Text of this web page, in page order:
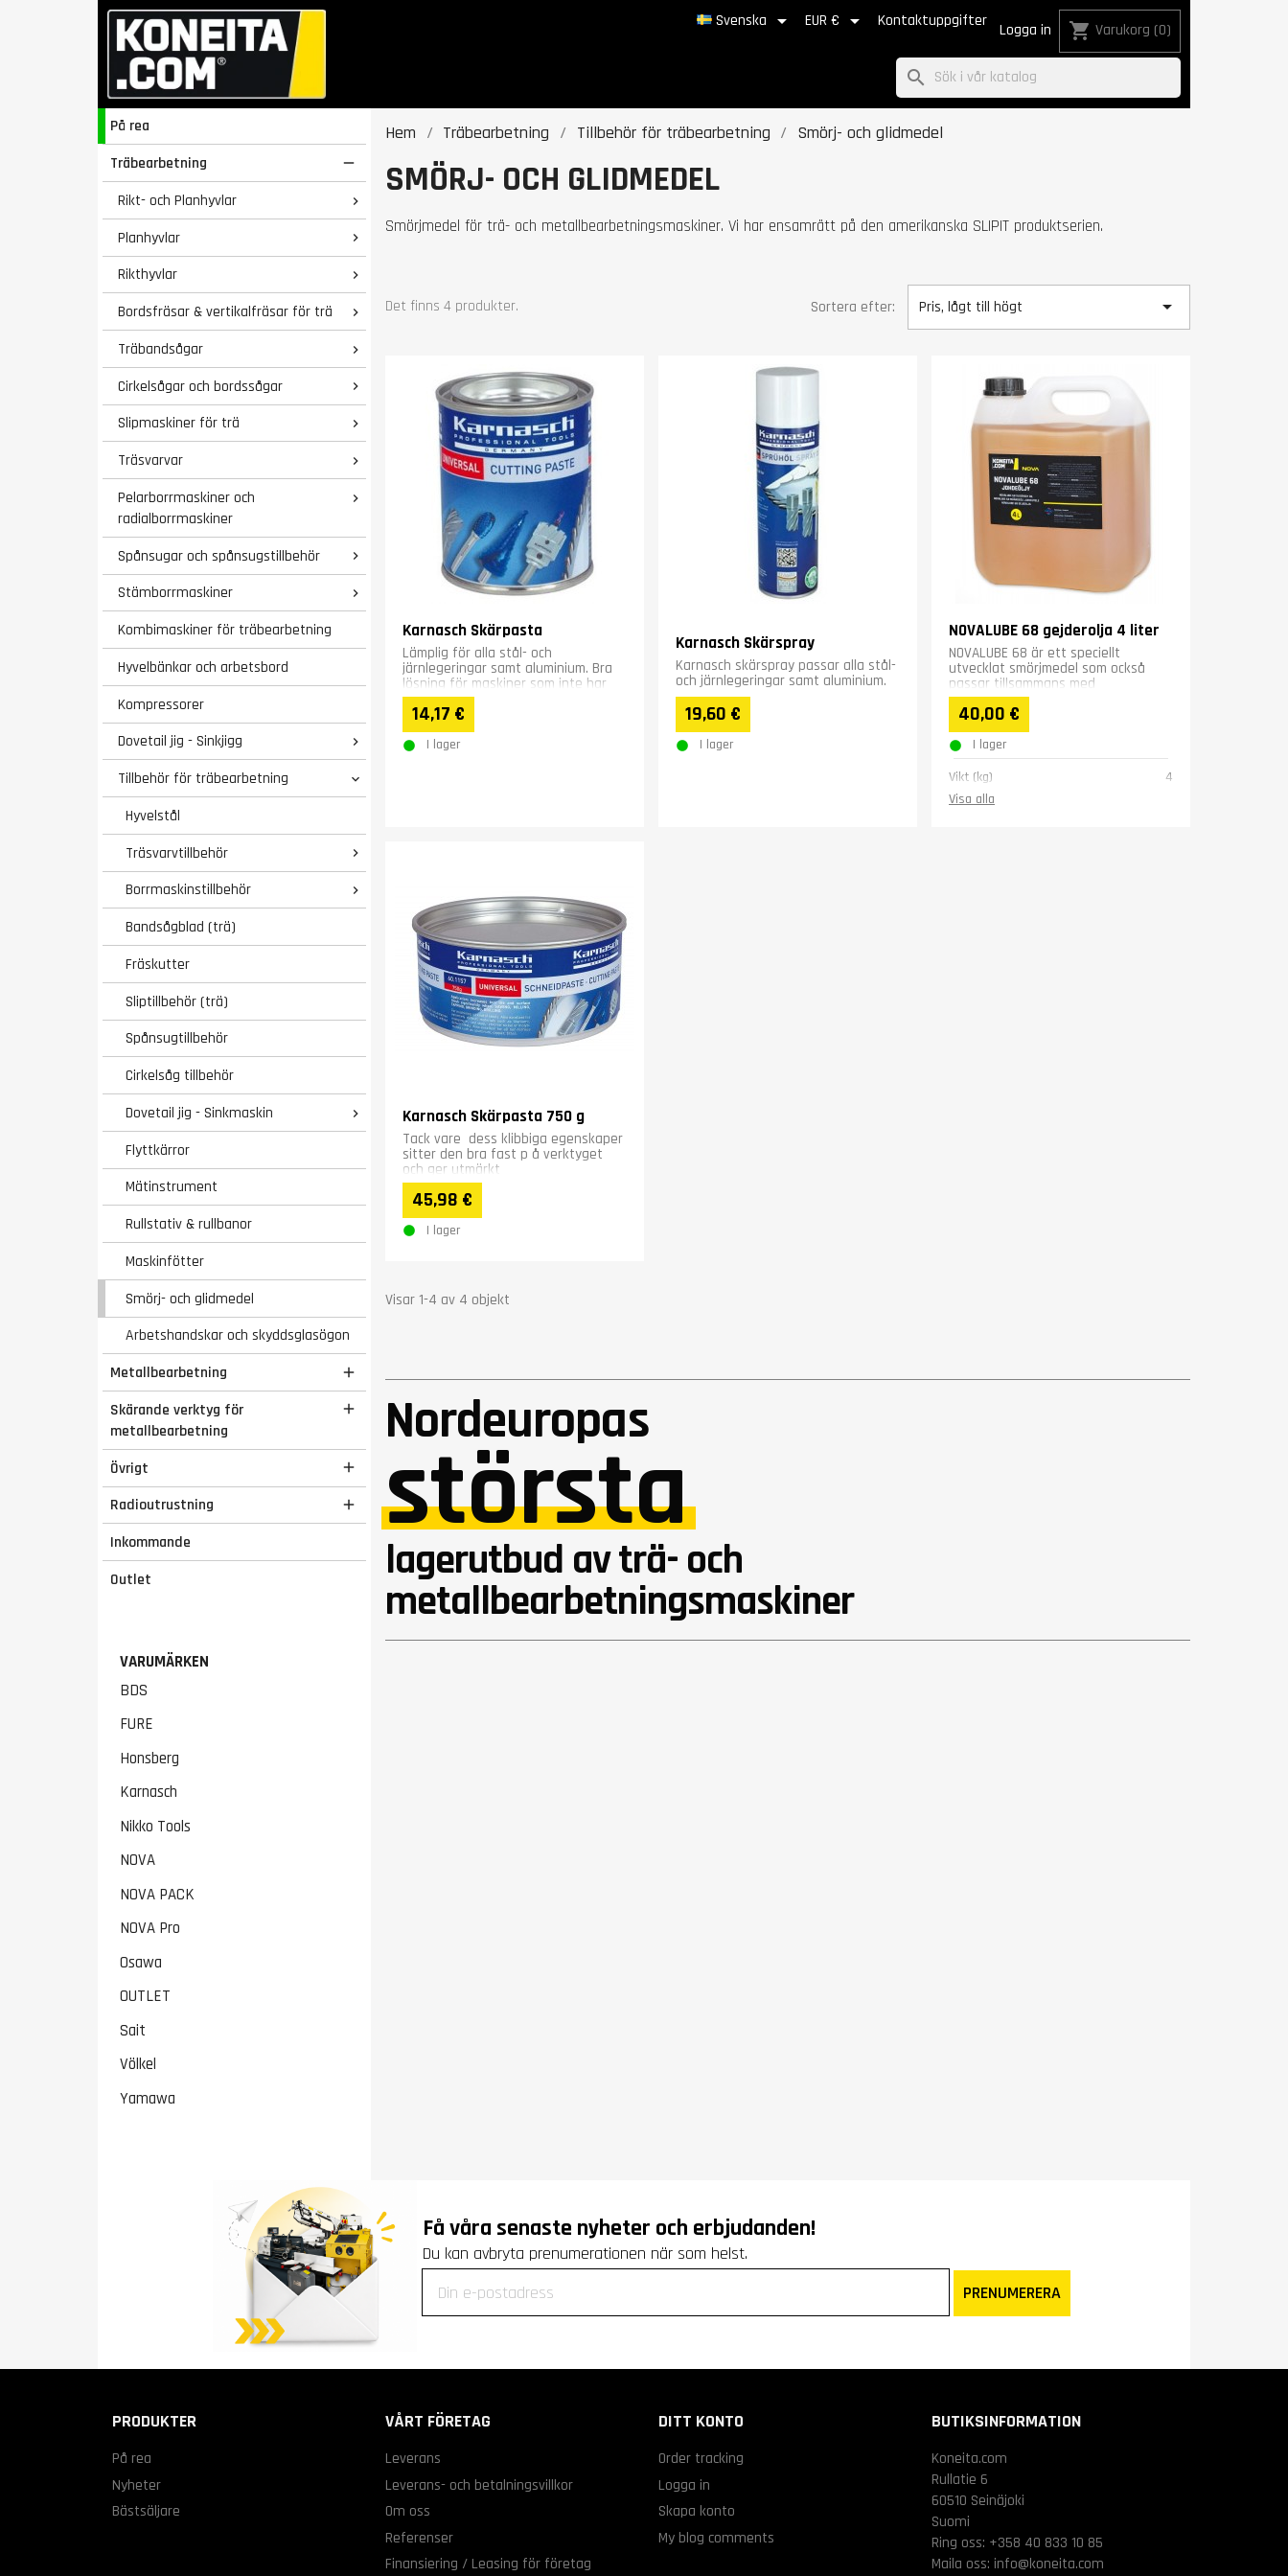
Svenska  EUR €  Kontaktuppgifter Logga in shopping_cart Varukorg (0)
search
På rea
Träbearbetning

Rikt- och Planhyvlar 
Planhyvlar 
Rikthyvlar 
Bordsfräsar & vertikalfräsar för trä 
Träbandsågar 
Cirkelsågar och bordssågar 
Slipmaskiner för trä 
Träsvarvar 
Pelarborrmaskiner och
radialborrmaskiner

Spånsugar och spånsugstillbehör 
Stämborrmaskiner 
Kombimaskiner för träbearbetning
Hyvelbänkar och arbetsbord
Kompressorer
Dovetail jig - Sinkjigg

Tillbehör för träbearbetning 
Hyvelstål
Träsvarvtillbehör

Borrmaskinstillbehör 
Bandsågblad (trä)
Fräskutter
Sliptillbehör (trä)
Spånsugtillbehör
Cirkelsåg tillbehör
Dovetail jig - Sinkmaskin

Flyttkärror
Mätinstrument
Rullstativ & rullbanor
Maskinfötter
Smörj- och glidmedel
Arbetshandskar och skyddsglasögon
Metallbearbetning

Skärande verktyg för
metallbearbetning

Övrigt 
Radioutrustning 
Inkommande
Outlet
VARUMÄRKEN
BDS
FURE
Honsberg
Karnasch
Nikko Tools
NOVA
NOVA PACK
NOVA Pro
Osawa
OUTLET
Sait
Völkel
Yamawa
Hem Träbearbetning Tillbehör för träbearbetning Smörj- och glidmedel
SMÖRJ- OCH GLIDMEDEL
Smörjmedel för trä- och metallbearbetningsmaskiner. Vi har ensamrätt på den amerikanska SLIPIT produktserien.
Det finns 4 produkter. Sortera efter: Pris, lågt till högt 
Karnasch Skärpasta
Lämplig för alla stål- och
järnlegeringar samt aluminium. Bra
lösning för maskiner som inte har
egen kylning.
14,17 €
I lager
Karnasch Skärspray
Karnasch skärspray passar alla stål-
och järnlegeringar samt aluminium.
19,60 €
I lager
NOVALUBE 68 gejderolja 4 liter
NOVALUBE 68 är ett speciellt
utvecklat smörjmedel som också
passar tillsammans med
vattenbaserade skärvätskor.
40,00 €
I lager
Vikt (kg)
4
Visa alla
Karnasch Skärpasta 750 g
Tack vare dess klibbiga egenskaper
sitter den bra fast p å verktyget
och ger utmärkt
bearbetningsresultat. Lämplig för...
45,98 €
I lager
Visar 1-4 av 4 objekt
Nordeuropas
största
lagerutbud av trä- och
metallbearbetningsmaskiner
Få våra senaste nyheter och erbjudanden!
Du kan avbryta prenumerationen när som helst.
PRENUMERERA
PRODUKTER
På rea
Nyheter
Bästsäljare
VÅRT FÖRETAG
Leverans
Leverans- och betalningsvillkor
Om oss
Referenser
Finansiering / Leasing för företag
DITT KONTO
Order tracking
Logga in
Skapa konto
My blog comments
BUTIKSINFORMATION
Koneita.com
Rullatie 6
60510 Seinäjoki
Suomi
Ring oss: +358 40 833 10 85
Maila oss: info@koneita.com